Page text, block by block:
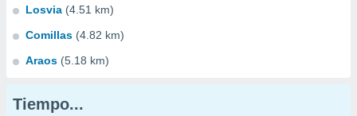
Losvia (4.51 km)
Comillas (4.82 km)
Araos (5.18 km)
Tiempo...